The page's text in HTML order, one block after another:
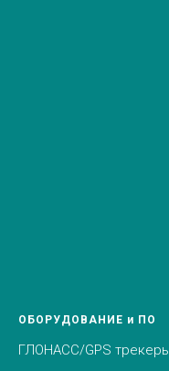
ОБОРУДОВАНИЕ и ПО
ГЛОНАСС/GPS